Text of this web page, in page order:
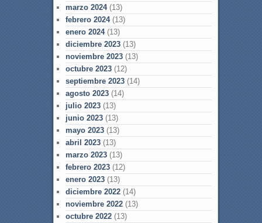
marzo 2024(13)
febrero 2024(13)
enero 2024(13)
diciembre 2023(13)
noviembre 2023(13)
octubre 2023(12)
septiembre 2023(14)
agosto 2023(14)
julio 2023(13)
junio 2023(13)
mayo 2023(13)
abril 2023(13)
marzo 2023(13)
febrero 2023(12)
enero 2023(13)
diciembre 2022(14)
noviembre 2022(13)
octubre 2022(13)